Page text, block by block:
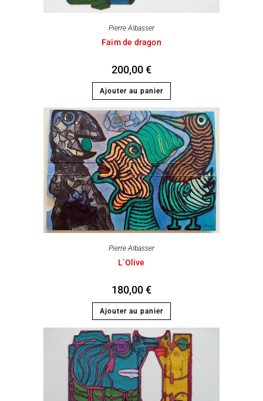
Pierre Albasser
Faim de dragon
200,00€
Ajouter au panier
Pierre Albasser
L’Olive
180,00€
Ajouter au panier